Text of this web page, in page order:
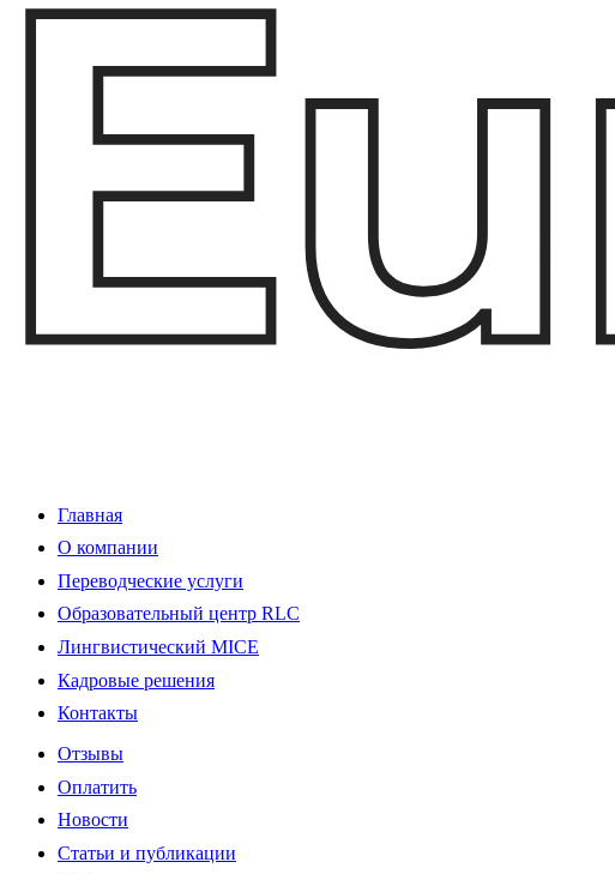
Главная
О компании
Переводческие услуги
Образовательный центр RLC
Лингвистический MICE
Кадровые решения
Контакты
Отзывы
Оплатить
Новости
Статьи и публикации